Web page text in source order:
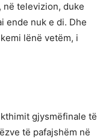
në televizion, duke
ende nuk e di. Dhe
lënë vetëm, i
gjysmëfinale të
të pafajshëm në